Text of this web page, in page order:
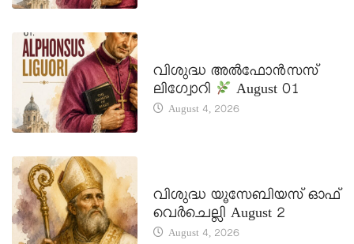
വിശുദ്ധ അൽഫോൻസസ്
ലിഗ്വോറി
August 01
August 4, 2026
വിശുദ്ധ യൂസേബിയസ് ഓഫ്
വെർചെല്ലി August 2
August 4, 2026